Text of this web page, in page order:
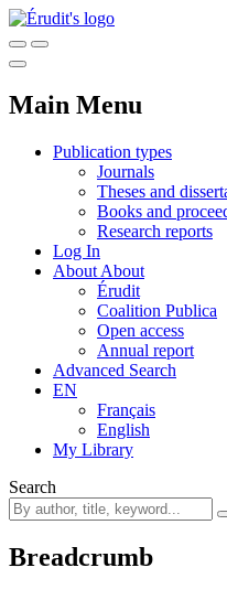
Main Menu
Publication types
Journals
Theses and
Books and
Research reports
Log In
About About
Érudit
Coalition Publica
Open access
Annual report
Advanced Search
EN
Français
English
My Library
Search
Breadcrumb